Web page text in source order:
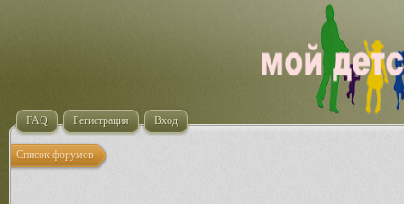
FAQ Регистрация Вход
Список форумов